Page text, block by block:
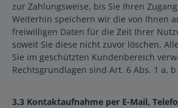
zur Zahlungsweise, bis Sie Ihren
Weiterhin speichern wir die von Ihnen
freiwilligen Daten für die Zeit Ihrer
soweit Sie diese nicht zuvor löschen.
Sie im geschützten Kundenbereich
Rechtsgrundlagen sind Art. 6 Abs. 1 a, b
3.3 Kontaktaufnahme per E-Mail,